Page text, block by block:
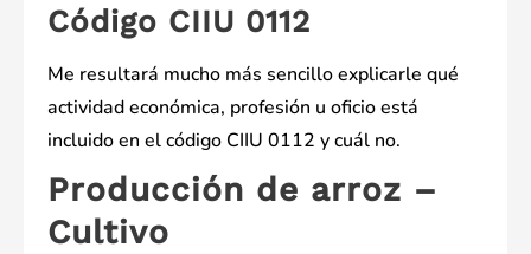
Código CIIU 0112
Me resultará mucho más sencillo explicarle qué
actividad económica, profesión u oficio está
incluido en el código CIIU 0112 y cuál no.
Producción de arroz –
Cultivo